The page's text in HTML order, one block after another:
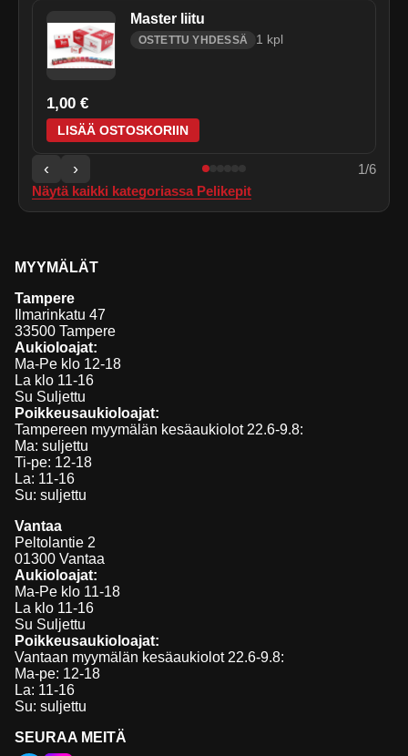
Master liitu
OSTETTU YHDESSÄ 1 kpl
1,00 €
LISÄÄ OSTOSKORIIN
‹ › 1/6
Näytä kaikki kategoriassa Pelikepit
SEURAA MEITÄ
MYYMÄLÄT
Tampere
Ilmarinkatu 47
33500 Tampere
Aukioloajat:
Ma-Pe klo 12-18
La klo 11-16
Su Suljettu
Poikkeusaukioloajat:
Tampereen myymälän kesäaukiolot 22.6-9.8:
Ma: suljettu
Ti-pe: 12-18
La: 11-16
Su: suljettu
Vantaa
Peltolantie 2
01300 Vantaa
Aukioloajat:
Ma-Pe klo 11-18
La klo 11-16
Su Suljettu
Poikkeusaukioloajat:
Vantaan myymälän kesäaukiolot 22.6-9.8:
Ma-pe: 12-18
La: 11-16
Su: suljettu